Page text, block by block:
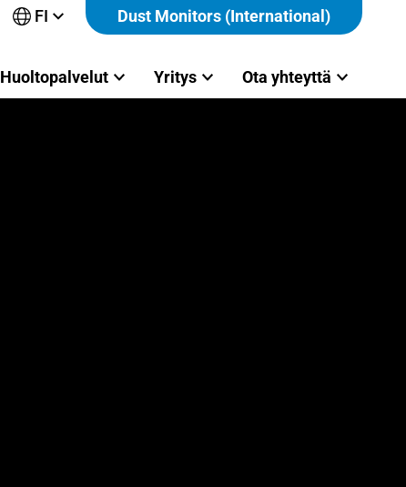
FI Dust Monitors (International)
Huoltopalvelut Yritys Ota yhteyttä